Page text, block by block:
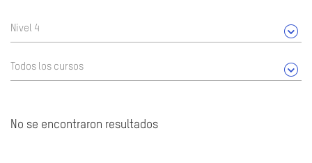
Nivel 4
Todos los cursos
No se encontraron resultados